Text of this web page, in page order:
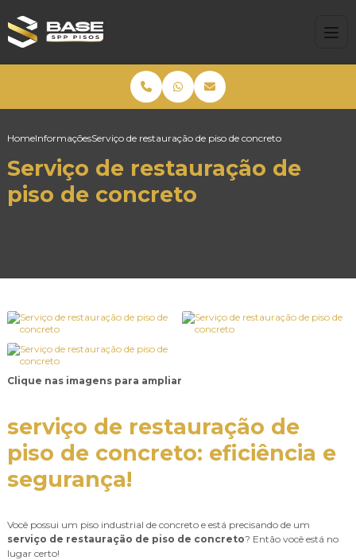
HomeInformaçõesServiço de restauração de piso de concreto
Serviço de restauração de
piso de concreto
Clique nas imagens para ampliar
serviço de restauração de
piso de concreto: eficiência e
segurança!
Você possui um piso industrial de concreto e está precisando de um
serviço de restauração de piso de concreto? Então você está no
lugar certo!